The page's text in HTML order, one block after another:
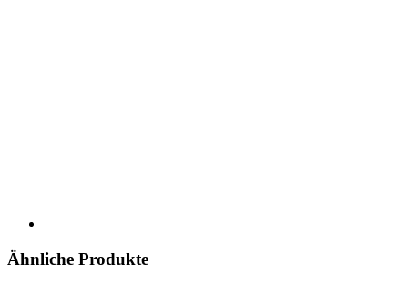
Ähnliche Produkte